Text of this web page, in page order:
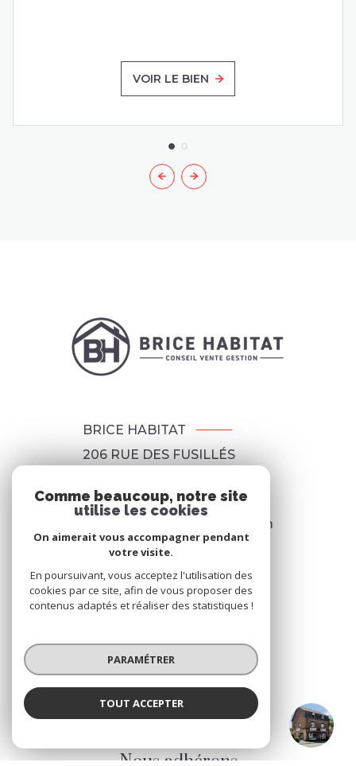
Brice Habitat
VOIR LE BIEN
BRICE HABITAT
206 RUE DES FUSILLÉS
03 20 84 03 20
agence@renoult-habitat.com
NOS RÉSEAUX
Comme beaucoup, notre site
utilise les cookies
On aimerait vous accompagner pendant
votre visite.
En poursuivant, vous acceptez l'utilisation des
cookies par ce site, afin de vous proposer des
contenus adaptés et réaliser des statistiques !
PARAMÉTRER
TOUT ACCEPTER